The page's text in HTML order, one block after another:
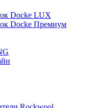
Docke LUX
Docke Премиум